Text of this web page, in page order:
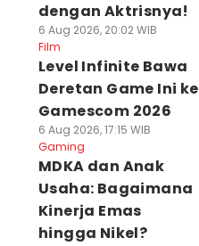
dengan Aktrisnya!
6 Aug 2026, 20:02 WIB
Film
Level Infinite Bawa
Deretan Game Ini ke
Gamescom 2026
6 Aug 2026, 17:15 WIB
Gaming
MDKA dan Anak
Usaha: Bagaimana
Kinerja Emas
hingga Nikel?